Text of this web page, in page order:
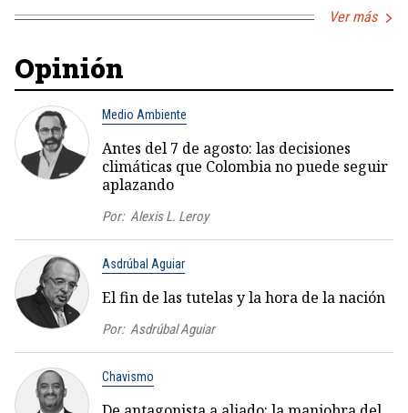
Ver más
Opinión
Medio Ambiente
Antes del 7 de agosto: las decisiones
climáticas que Colombia no puede seguir
aplazando
Por: Alexis L. Leroy
Asdrúbal Aguiar
El fin de las tutelas y la hora de la nación
Por: Asdrúbal Aguiar
Chavismo